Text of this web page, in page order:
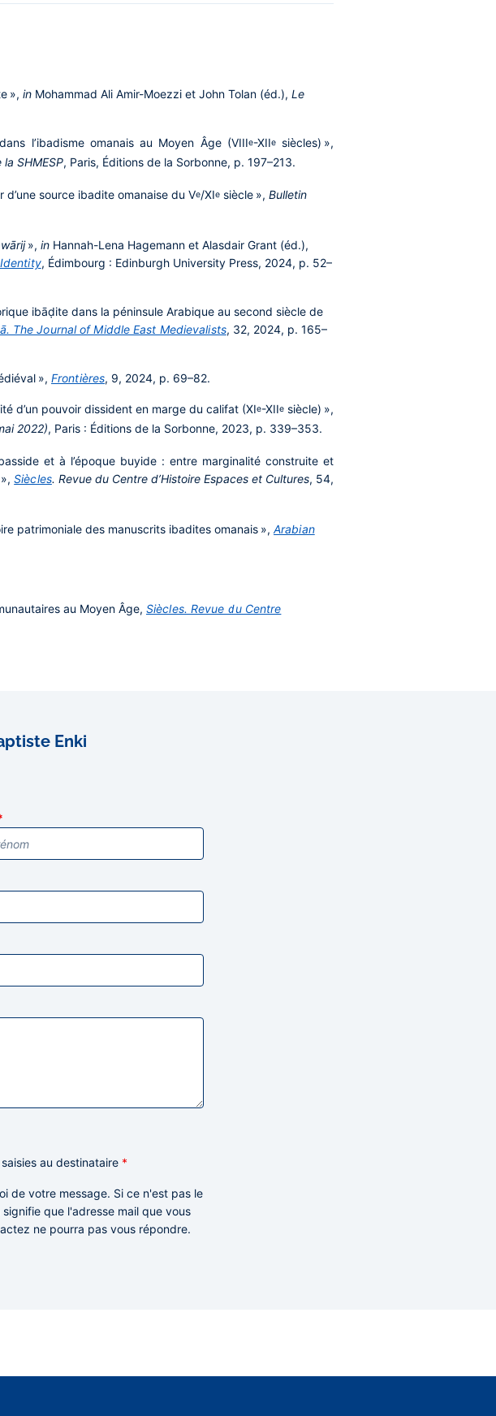
», in Mohammad Ali Amir-Moezzi et John Tolan (éd.), Le
l’ibadisme omanais au Moyen Âge (VIIIe-XIIesiècles) »,
SHMESP, Paris, Éditions de la Sorbonne, p. 197–213.
source ibadite omanaise du Ve/XIe siècle », Bulletin
», in Hannah-Lena Hagemann et Alasdair Grant (éd.),
, Édimbourg : Edinburgh University Press, 2024, p. 52–
ibāḍite dans la péninsule Arabique au second siècle de
The Journal of Middle East Medievalists, 32, 2024, p. 165–
», Frontières, 9, 2024, p. 69–82.
d’un pouvoir dissident en marge du califat (XIe-XIIe siècle) »,
2022), Paris : Éditions de la Sorbonne, 2023, p. 339–353.
et à l’époque buyide : entre marginalité construite et
»,Siècles. Revue du Centre d’Histoire Espaces et Cultures, 54,
patrimoniale des manuscrits ibadites omanais », Arabian
au Moyen Âge, Siècles. Revue du Centre
Enki
au destinataire *
de votre message. Si ce n'est pas le
que l'adresse mail que vous
ne pourra pas vous répondre.